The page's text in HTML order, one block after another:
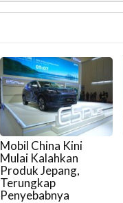
Mobil China Kini
Mulai Kalahkan
Produk Jepang,
Terungkap
Penyebabnya